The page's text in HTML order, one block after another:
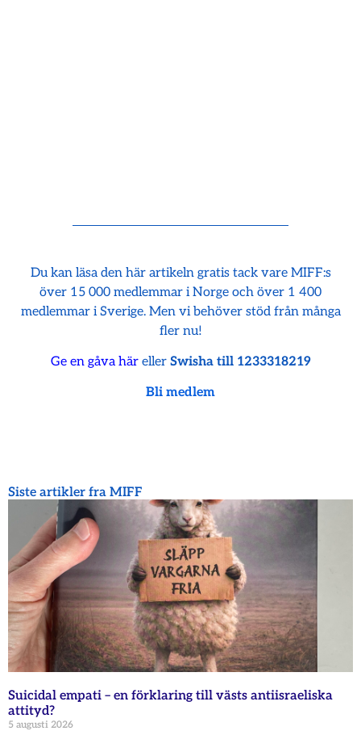
Du kan läsa den här artikeln gratis tack vare MIFF:s
över 15 000 medlemmar i Norge och över 1 400
medlemmar i Sverige. Men vi behöver stöd från många
fler nu!
Ge en gåva häreller Swisha till 1233318219
Bli medlem
Siste artikler fra MIFF
Suicidal empati – en förklaring till västs antiisraeliska
attityd?
5 augusti 2026